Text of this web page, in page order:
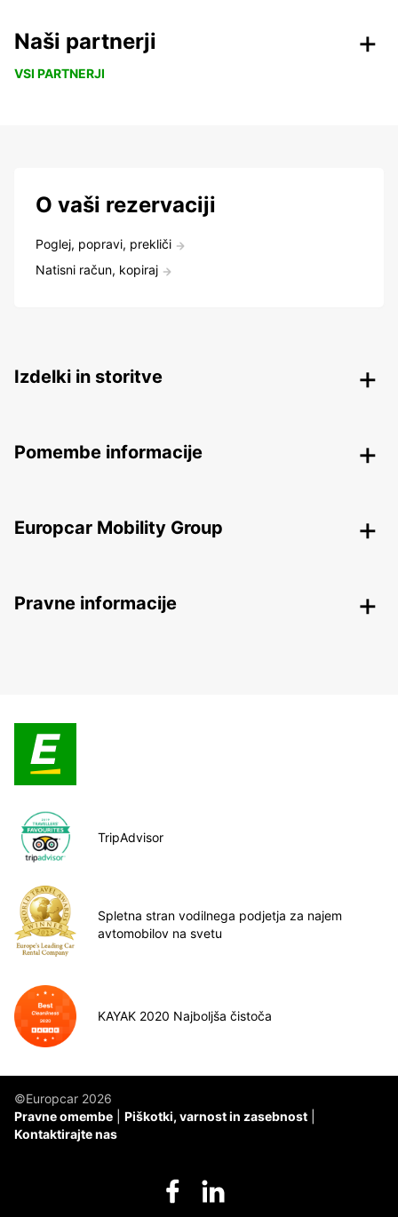
Naši partnerji
VSI PARTNERJI
O vaši rezervaciji
Poglej, popravi, prekliči
Natisni račun, kopiraj
Izdelki in storitve
Pomembe informacije
Europcar Mobility Group
Pravne informacije
TripAdvisor
Spletna stran vodilnega podjetja za najem
avtomobilov na svetu
KAYAK 2020 Najboljša čistoča
©Europcar 2026
Pravne omembe
Piškotki, varnost in zasebnost
Kontaktirajte nas